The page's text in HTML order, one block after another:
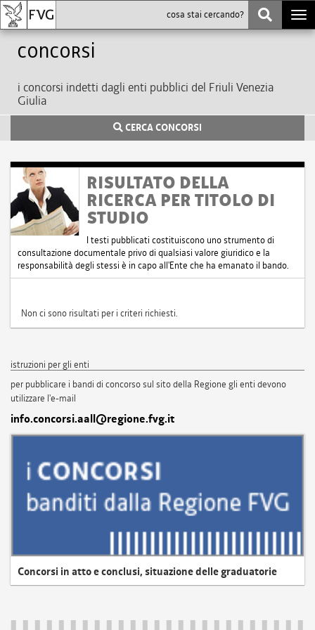
Concorsi
i concorsi indetti dagli enti pubblici del Friuli Venezia
Giulia
CERCA CONCORSI
RISULTATO DELLA
RICERCA PER TITOLO DI
STUDIO
I testi pubblicati costituiscono uno strumento di
consultazione documentale privo di qualsiasi valore giuridico e la
responsabilità degli stessi è in capo all'Ente che ha emanato il bando.
Non ci sono risultati per i criteri richiesti.
istruzioni per gli enti
per pubblicare i bandi di concorso sul sito della Regione gli enti devono
utilizzare l'e-mail
info.concorsi.aall@regione.fvg.it
Concorsi in atto e conclusi, situazione delle graduatorie